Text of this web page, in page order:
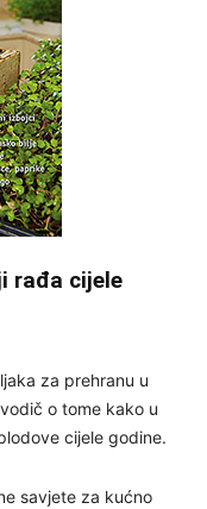
rađa cijele
za prehranu u
o tome kako u
cijele godine.
savjete za kućno